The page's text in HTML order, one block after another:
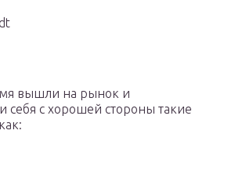
вышли на рынок и
себя с хорошей стороны такие